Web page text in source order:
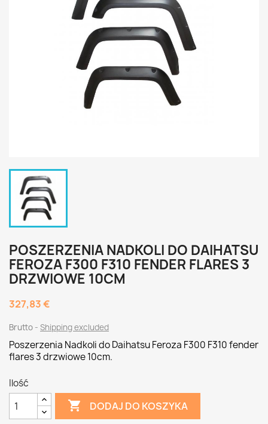
POSZERZENIA NADKOLI DO DAIHATSU
FEROZA F300 F310 FENDER FLARES 3
DRZWIOWE 10CM
327,83 €
Brutto Shipping excluded
Poszerzenia Nadkoli do Daihatsu Feroza F300 F310 fender
flares 3 drzwiowe 10cm.
Ilość
 DODAJ DO KOSZYKA